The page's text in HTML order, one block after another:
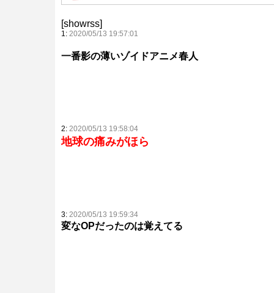
[showrss]
1: 2020/05/13 19:57:01
一番影の薄いゾイドアニメ春人
2: 2020/05/13 19:58:04
地球の痛みがほら
3: 2020/05/13 19:59:34
変なOPだったのは覚えてる